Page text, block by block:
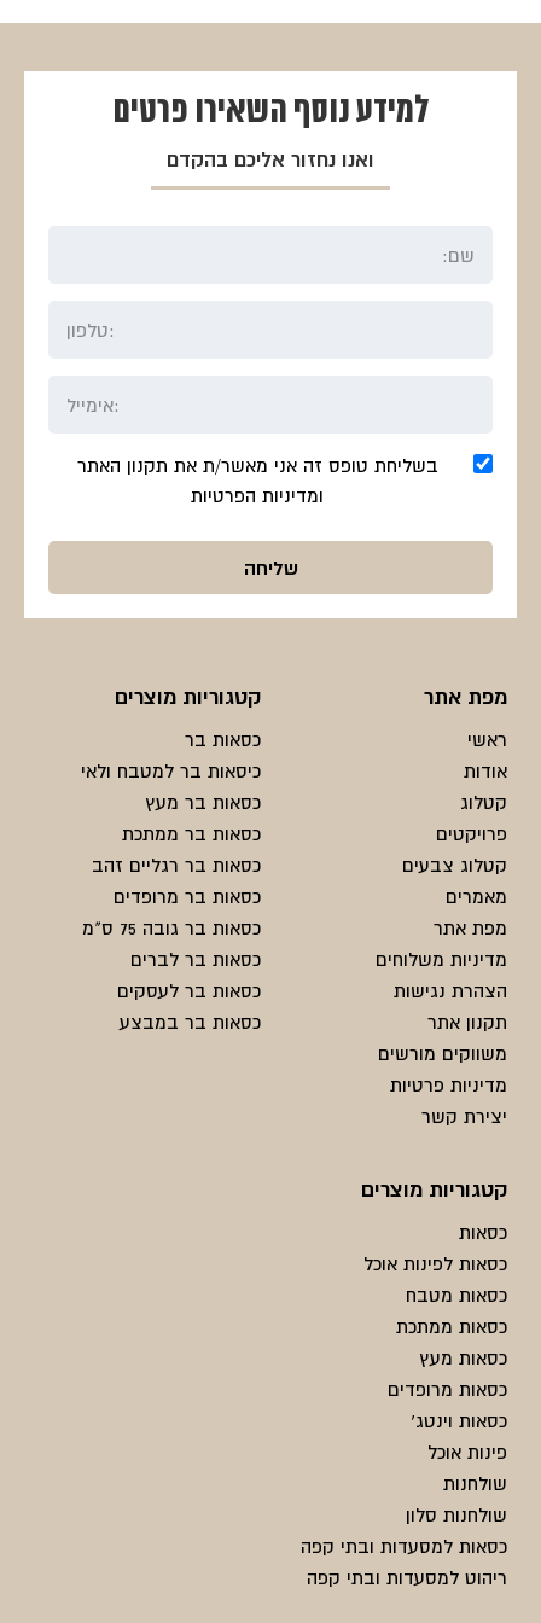
מפת אתר
ראשי
אודות
קטלוג
פרויקטים
קטלוג צבעים
מאמרים
מפת אתר
מדיניות משלוחים
הצהרת נגישות
תקנון אתר
משווקים מורשים
מדיניות פרטיות
יצירת קשר
קטגוריות מוצרים
כסאות בר
כיסאות בר למטבח ולאי
כסאות בר מעץ
כסאות בר ממתכת
כסאות בר רגליים זהב
כסאות בר מרופדים
כסאות בר גובה 75 ס"מ
כסאות בר לברים
כסאות בר לעסקים
כסאות בר במבצע
קטגוריות מוצרים
כסאות
כסאות לפינות אוכל
כסאות מטבח
כסאות ממתכת
כסאות מעץ
כסאות מרופדים
כסאות וינטג'
פינות אוכל
שולחנות
שולחנות סלון
כסאות למסעדות ובתי קפה
ריהוט למסעדות ובתי קפה
למידע נוסף השאירו פרטים
ואנו נחזור אליכם בהקדם
בשליחת טופס זה אני מאשר/ת את תקנון האתר
ומדיניות הפרטיות